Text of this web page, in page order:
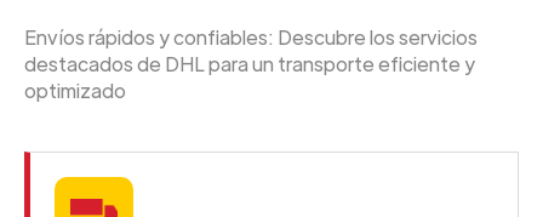
Envíos rápidos y confiables: Descubre los servicios
destacados de DHL para un transporte eficiente y
optimizado